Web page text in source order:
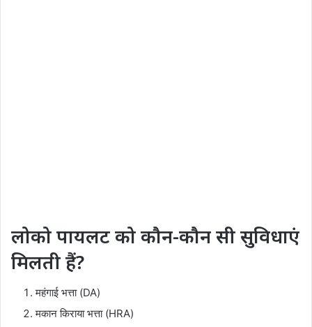
लोको पायलट को कौन-कौन सी सुविधाएं
मिलती हैं?
महंगाई भत्ता (DA)
मकान किराया भत्ता (HRA)